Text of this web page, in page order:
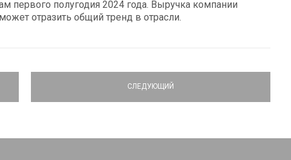
первого полугодия 2024 года. Выручка компании
отразить общий тренд в отрасли.
СЛЕДУЮЩИЙ